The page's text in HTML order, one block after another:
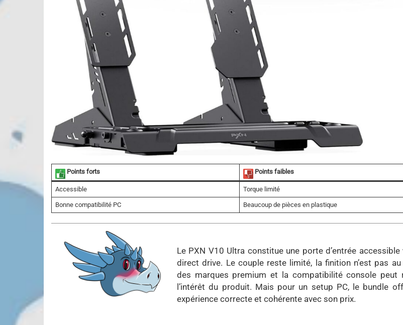
Points forts Points faibles
Accessible Torque limité
Bonne compatibilité PC Beaucoup de pièces en plastique
Le PXN V10 Ultra constitue une porte d’entrée accessible
direct drive. Le couple reste limité, la finition n’est pas au
des marques premium et la compatibilité console peut
l’intérêt du produit. Mais pour un setup PC, le bundle
expérience correcte et cohérente avec son prix.